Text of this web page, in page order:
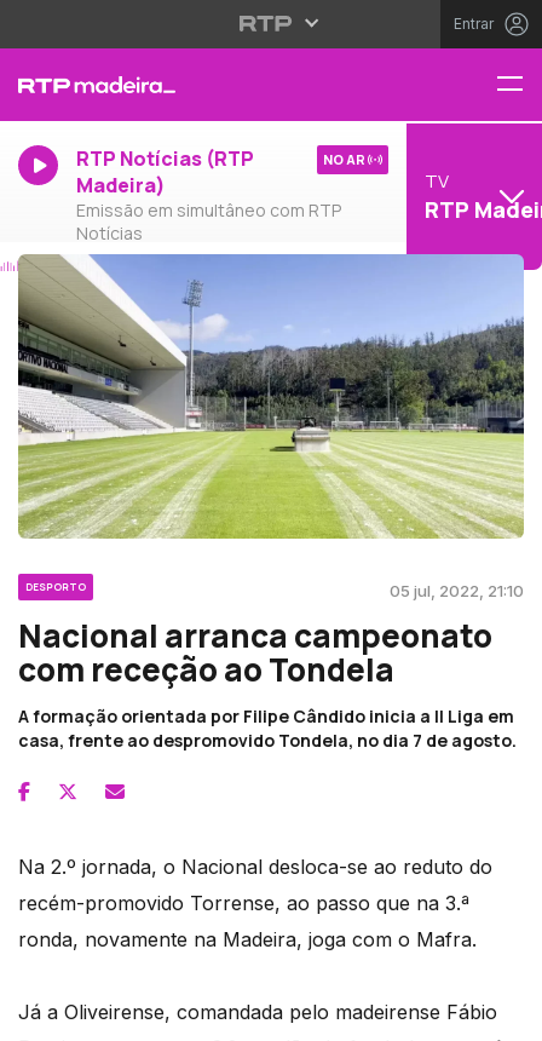
Entrar
RTP Notícias (RTP
Madeira)
Emissão em simultâneo com RTP
Notícias
NO AR
TV
RTP
DESPORTO 05 jul, 2022, 21:10
Nacional arranca campeonato
com receção ao Tondela
A formação orientada por Filipe Cândido inicia a II Liga em
casa, frente ao despromovido Tondela, no dia 7 de agosto.
Na 2.º jornada, o Nacional desloca-se ao reduto do
recém-promovido Torrense, ao passo que na 3.ª
ronda, novamente na Madeira, joga com o Mafra.
Já a Oliveirense, comandada pelo madeirense Fábio